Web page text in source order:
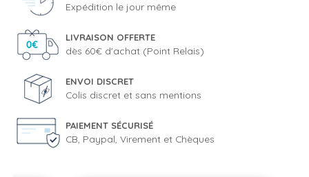
Expédition le jour même
LIVRAISON OFFERTE
dès 60€ d'achat (Point Relais)
ENVOI DISCRET
Colis discret et sans mentions
PAIEMENT SÉCURISÉ
CB, Paypal, Virement et Chèques